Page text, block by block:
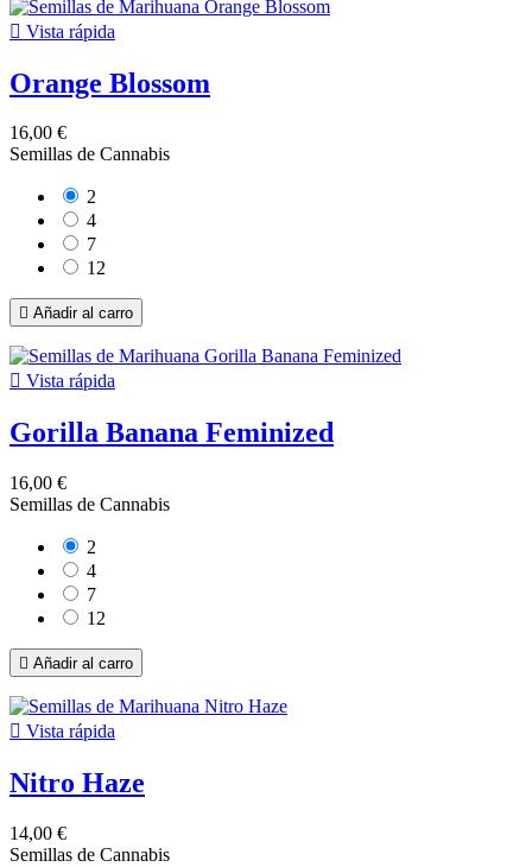
 Vista rápida
Orange Blossom
16,00 €
Semillas de Cannabis
2
4
7
12
 Añadir al carro
 Vista rápida
Gorilla Banana Feminized
16,00 €
Semillas de Cannabis
2
4
7
12
 Añadir al carro
 Vista rápida
Nitro Haze
14,00 €
Semillas de Cannabis